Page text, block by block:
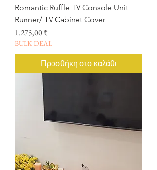
Romantic Ruffle TV Console Unit
Runner/ TV Cabinet Cover
Τιμή
1.275,00 ₹
BULK DEAL
Προσθήκη στο καλάθι